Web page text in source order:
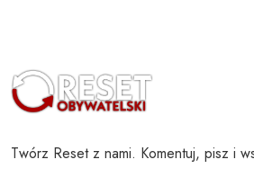
Twórz Reset z nami. Komentuj, pisz i